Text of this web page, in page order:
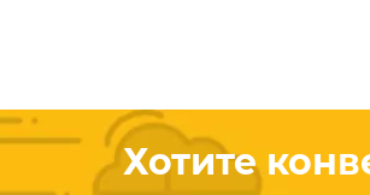
Хотите